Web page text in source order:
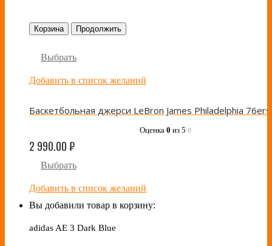
Корзина Продолжить
Выбрать
Добавить в список желаний
Оценка 0 из 5 0
2 990.00₽
Выбрать
Добавить в список желаний
Вы добавили товар в корзину:
adidas AE 3 Dark Blue